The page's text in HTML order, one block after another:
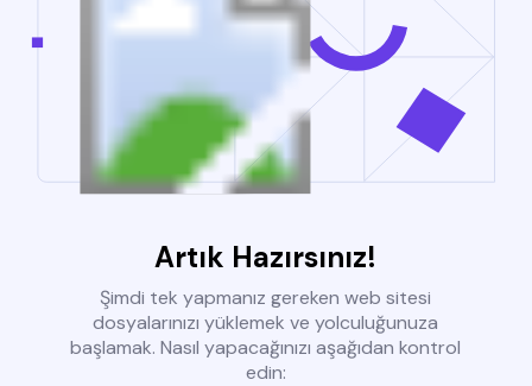
Artık Hazırsınız!
Şimdi tek yapmanız gereken web sitesi
dosyalarınızı yüklemek ve yolculuğunuza
başlamak. Nasıl yapacağınızı aşağıdan kontrol
edin: